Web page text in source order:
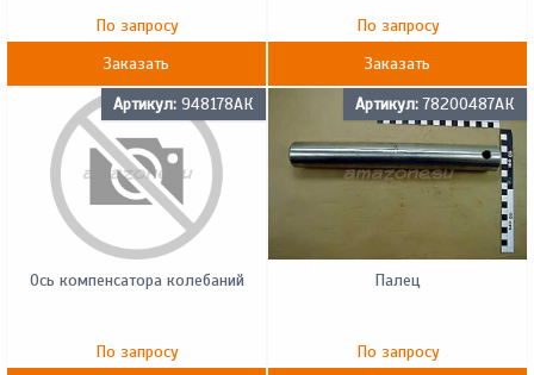
По запросу
Заказать
По запросу
Заказать
Артикул: 948178АК
Ось компенсатора колебаний
По запросу
Артикул:78200487АК
Палец
По запросу